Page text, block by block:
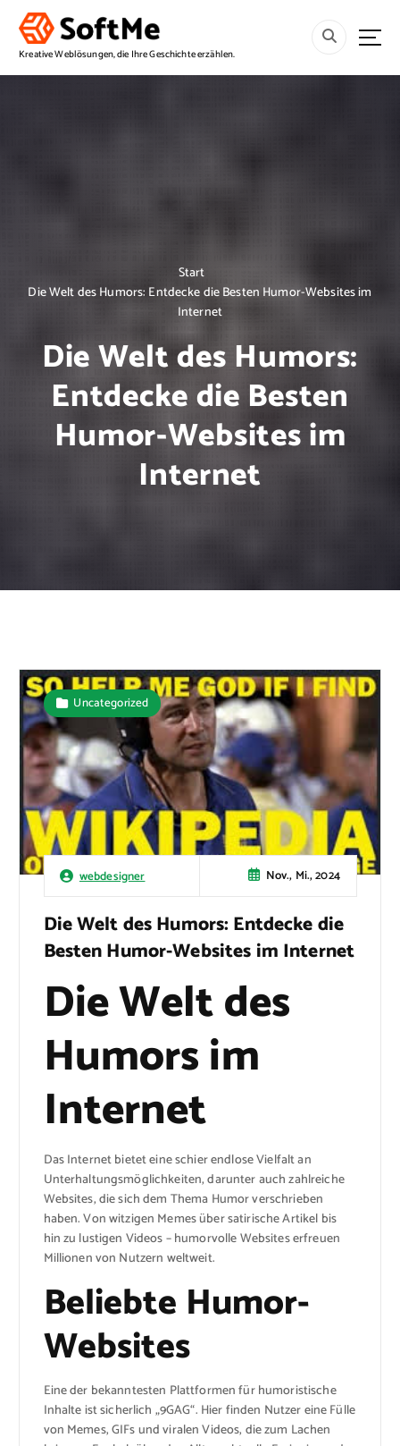
Kreative Weblösungen, die Ihre Geschichte erzählen.
Start
Die Welt des Humors: Entdecke die Besten Humor-Websites im
Internet
Die Welt des Humors:
Entdecke die Besten
Humor-Websites im
Internet
webdesigner Nov., Mi., 2024
Uncategorized
Die Welt des Humors: Entdecke die
Besten Humor-Websites im Internet
Die Welt des
Humors im
Internet
Das Internet bietet eine schier endlose Vielfalt an
Unterhaltungsmöglichkeiten, darunter auch zahlreiche
Websites, die sich dem Thema Humor verschrieben
haben. Von witzigen Memes über satirische Artikel bis
hin zu lustigen Videos – humorvolle Websites erfreuen
Millionen von Nutzern weltweit.
Beliebte Humor-
Websites
Eine der bekanntesten Plattformen für humoristische
Inhalte ist sicherlich „9GAG“. Hier finden Nutzer eine Fülle
von Memes, GIFs und viralen Videos, die zum Lachen